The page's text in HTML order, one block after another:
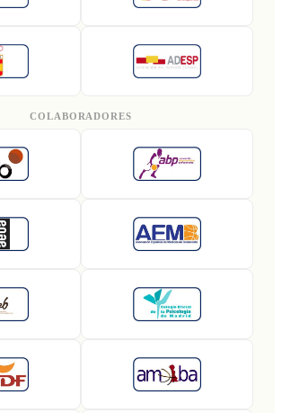
COLABORADORES